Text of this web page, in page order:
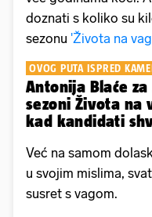
doznati s koliko su
sezonu 'Života na
OVOG PUTA ISPRED
Antonija Blaće
sezoni Života na
kad kandidati
Već na samom
u svojim mislima,
susret s vagom.